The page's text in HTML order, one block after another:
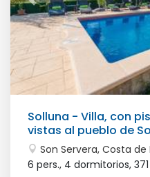
Solluna - Villa, con
vistas al pueblo de
de la pl...
Son Servera, Costa de
6 pers., 4 dormitorios,